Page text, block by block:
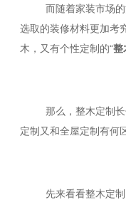
而随着家装市场
选取的装修材料更加考
木，又有个性定制的“整
那么，整木定制
定制又和全屋定制有何
先来看看整木定